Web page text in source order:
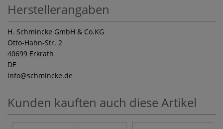
Herstellerangaben
H. Schmincke GmbH & Co.KG
Otto-Hahn-Str. 2
40699 Erkrath
DE
info@schmincke.de
Kunden kauften auch diese Artikel